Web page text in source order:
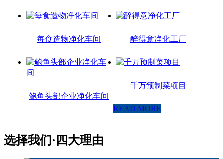
每食造物净化车间 醉得意净化工厂
鲍鱼头部企业净化车间
千万预制菜项目
READ MORE
选择我们· 四大理由